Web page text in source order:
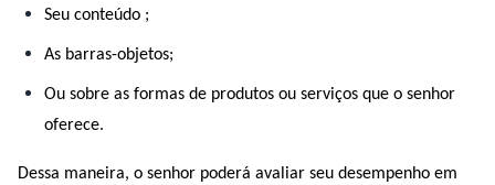
Seu conteúdo ;
As barras-objetos;
Ou sobre as formas de produtos ou serviços que o senhor
oferece.
Dessa maneira, o senhor poderá avaliar seu desempenho em